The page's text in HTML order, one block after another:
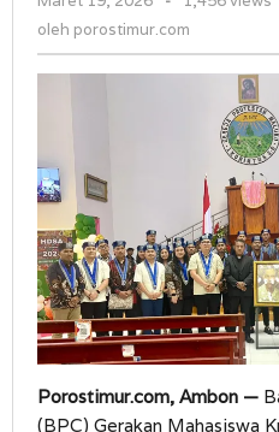
dan
oleh porostimur.com
Porostimur.com, Ambon —
(BPC) Gerakan Mahasiswa